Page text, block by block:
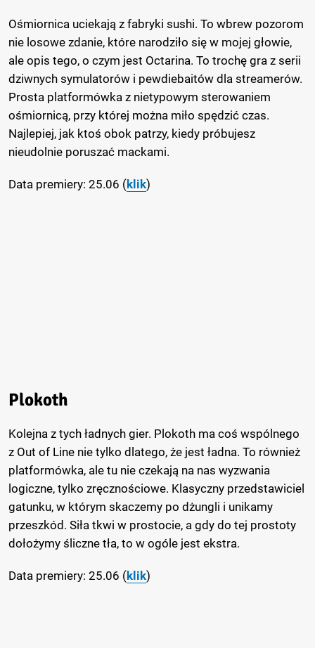
Ośmiornica uciekają z fabryki sushi. To wbrew pozorom
nie losowe zdanie, które narodziło się w mojej głowie,
ale opis tego, o czym jest Octarina. To trochę gra z serii
dziwnych symulatorów i pewdiebaitów dla streamerów.
Prosta platformówka z nietypowym sterowaniem
ośmiornicą, przy której można miło spędzić czas.
Najlepiej, jak ktoś obok patrzy, kiedy próbujesz
nieudolnie poruszać mackami.
Data premiery: 25.06 (klik)
Plokoth
Kolejna z tych ładnych gier. Plokoth ma coś wspólnego
z Out of Line nie tylko dlatego, że jest ładna. To również
platformówka, ale tu nie czekają na nas wyzwania
logiczne, tylko zręcznościowe. Klasyczny przedstawiciel
gatunku, w którym skaczemy po dżungli i unikamy
przeszkód. Siła tkwi w prostocie, a gdy do tej prostoty
dołożymy śliczne tła, to w ogóle jest ekstra.
Data premiery: 25.06 (klik)